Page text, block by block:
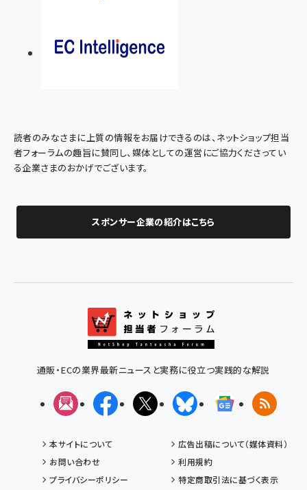
読者のみなさまに上質の情報をお届けできるのは、ネットショップ担当
者フォーラムの趣旨に賛同し、媒体としての運営にご協力くださってい
る企業さまのおかげでございます。
スポンサー企業の紹介はこちら
通販・ECの業界最新ニュースと実務に役立つ実践的な解説
メルマガFacebookX(エックス)BlueskyGoogleニュ
RSS
本サイトについて
広告出稿について（媒体資料）
お問い合わせ
利用規約
プライバシーポリシー
特定商取引法に基づく表示